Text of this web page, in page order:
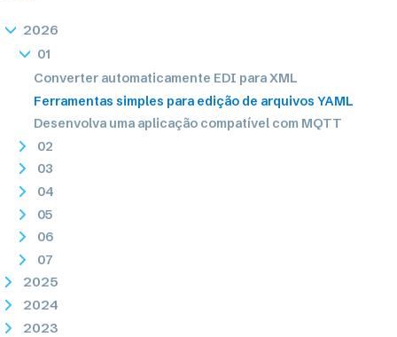
2026
01
Converter automaticamente EDI para XML
Ferramentas simples para edição de arquivos YAML
Desenvolva uma aplicação compatível com MQTT
02
03
04
05
06
07
2025
2024
2023